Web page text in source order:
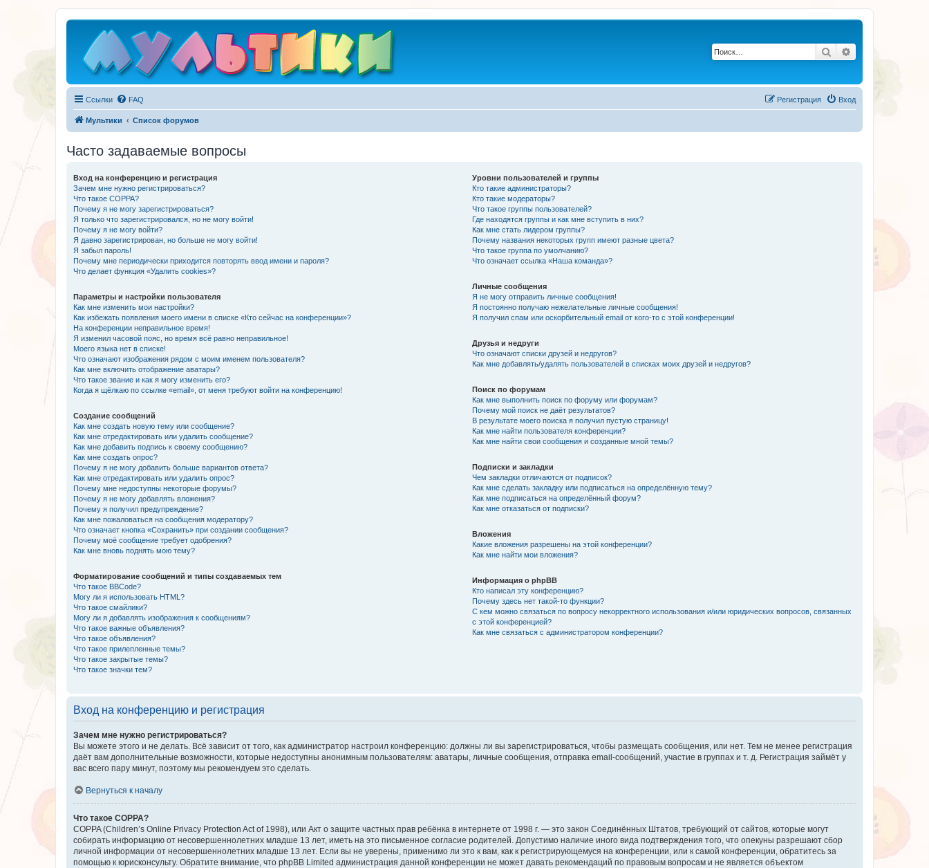
Поиск
Ссылки FAQ Вход
Регистрация
Мультики Список форумов
Часто задаваемые вопросы
Вход на конференцию и регистрация
Зачем мне нужно регистрироваться?
Что такое COPPA?
Почему я не могу зарегистрироваться?
Я только что зарегистрировался, но не могу войти!
Почему я не могу войти?
Я давно зарегистрирован, но больше не могу войти!
Я забыл пароль!
Почему мне периодически приходится повторять ввод имени и пароля?
Что делает функция «Удалить cookies»?
Параметры и настройки пользователя
Как мне изменить мои настройки?
Как избежать появления моего имени в списке «Кто сейчас на конференции»?
На конференции неправильное время!
Я изменил часовой пояс, но время всё равно неправильное!
Моего языка нет в списке!
Что означают изображения рядом с моим именем пользователя?
Как мне включить отображение аватары?
Что такое звание и как я могу изменить его?
Когда я щёлкаю по ссылке «email», от меня требуют войти на конференцию!
Создание сообщений
Как мне создать новую тему или сообщение?
Как мне отредактировать или удалить сообщение?
Как мне добавить подпись к своему сообщению?
Как мне создать опрос?
Почему я не могу добавить больше вариантов ответа?
Как мне отредактировать или удалить опрос?
Почему мне недоступны некоторые форумы?
Почему я не могу добавлять вложения?
Почему я получил предупреждение?
Как мне пожаловаться на сообщения модератору?
Что означает кнопка «Сохранить» при создании сообщения?
Почему моё сообщение требует одобрения?
Как мне вновь поднять мою тему?
Форматирование сообщений и типы создаваемых тем
Что такое BBCode?
Могу ли я использовать HTML?
Что такое смайлики?
Могу ли я добавлять изображения к сообщениям?
Что такое важные объявления?
Что такое объявления?
Что такое прилепленные темы?
Что такое закрытые темы?
Что такое значки тем?
Уровни пользователей и группы
Кто такие администраторы?
Кто такие модераторы?
Что такое группы пользователей?
Где находятся группы и как мне вступить в них?
Как мне стать лидером группы?
Почему названия некоторых групп имеют разные цвета?
Что такое группа по умолчанию?
Что означает ссылка «Наша команда»?
Личные сообщения
Я не могу отправить личные сообщения!
Я постоянно получаю нежелательные личные сообщения!
Я получил спам или оскорбительный email от кого-то с этой конференции!
Друзья и недруги
Что означают списки друзей и недругов?
Как мне добавлять/удалять пользователей в списках моих друзей и недругов?
Поиск по форумам
Как мне выполнить поиск по форуму или форумам?
Почему мой поиск не даёт результатов?
В результате моего поиска я получил пустую страницу!
Как мне найти пользователя конференции?
Как мне найти свои сообщения и созданные мной темы?
Подписки и закладки
Чем закладки отличаются от подписок?
Как мне сделать закладку или подписаться на определённую тему?
Как мне подписаться на определённый форум?
Как мне отказаться от подписки?
Вложения
Какие вложения разрешены на этой конференции?
Как мне найти мои вложения?
Информация о phpBB
Кто написал эту конференцию?
Почему здесь нет такой-то функции?
С кем можно связаться по вопросу некорректного использования и/или юридических вопросов, связанных
с этой конференцией?
Как мне связаться с администратором конференции?
Вход на конференцию и регистрация
Зачем мне нужно регистрироваться?
Вы можете этого и не делать. Всё зависит от того, как администратор настроил конференцию: должны ли вы зарегистрироваться, чтобы размещать сообщения, или нет. Тем не менее регистрация
даёт вам дополнительные возможности, которые недоступны анонимным пользователям: аватары, личные сообщения, отправка email-сообщений, участие в группах и т. д. Регистрация займёт у
вас всего пару минут, поэтому мы рекомендуем это сделать.
Вернуться к началу
Что такое COPPA?
COPPA (Children’s Online Privacy Protection Act of 1998), или Акт о защите частных прав ребёнка в интернете от 1998 г. — это закон Соединённых Штатов, требующий от сайтов, которые могут
собирать информацию от несовершеннолетних младше 13 лет, иметь на это письменное согласие родителей. Допустимо наличие иного вида подтверждения того, что опекуны разрешают сбор
личной информации от несовершеннолетних младше 13 лет. Если вы не уверены, применимо ли это к вам, как к регистрирующемуся на конференции, или к самой конференции, обратитесь за
помощью к юрисконсульту. Обратите внимание, что phpBB Limited администрация данной конференции не может давать рекомендаций по правовым вопросам и не является объектом